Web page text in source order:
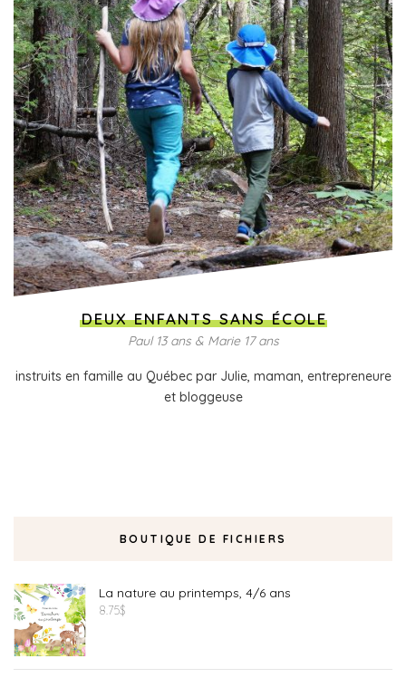
DEUX ENFANTS SANS ÉCOLE
Paul 13 ans & Marie 17 ans
instruits en famille au Québec par Julie, maman, entrepreneure
et bloggeuse
BOUTIQUE DE FICHIERS
La nature au printemps, 4/6 ans
8.75$